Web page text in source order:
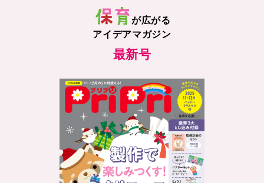
が広がる
アイデアマガジン
最新号